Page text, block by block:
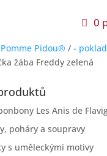
0
Pidou® / -
žába Freddy zelená
Les Anis de
poháry a soupravy
s uměleckými motivy